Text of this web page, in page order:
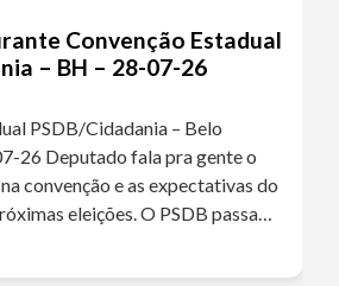
Convenção Estadual
– BH – 28-07-26
PSDB/Cidadania – Belo
26 Deputado fala pra gente o
convenção e as expectativas do
eleições. O PSDB passa…